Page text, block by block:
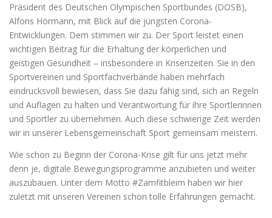
Präsident des Deutschen Olympischen Sportbundes (DOSB),
Alfons Hörmann, mit Blick auf die jüngsten Corona-
Entwicklungen. Dem stimmen wir zu. Der Sport leistet einen
wichtigen Beitrag für die Erhaltung der körperlichen und
geistigen Gesundheit – insbesondere in Krisenzeiten. Sie in den
Sportvereinen und Sportfachverbände haben mehrfach
eindrucksvoll bewiesen, dass Sie dazu fähig sind, sich an Regeln
und Auflagen zu halten und Verantwortung für ihre Sportlerinnen
und Sportler zu übernehmen. Auch diese schwierige Zeit werden
wir in unserer Lebensgemeinschaft Sport gemeinsam meistern.
Wie schon zu Beginn der Corona-Krise gilt für uns jetzt mehr
denn je, digitale Bewegungsprogramme anzubieten und weiter
auszubauen. Unter dem Motto #Zamfitbleim haben wir hier
zuletzt mit unseren Vereinen schon tolle Erfahrungen gemacht.